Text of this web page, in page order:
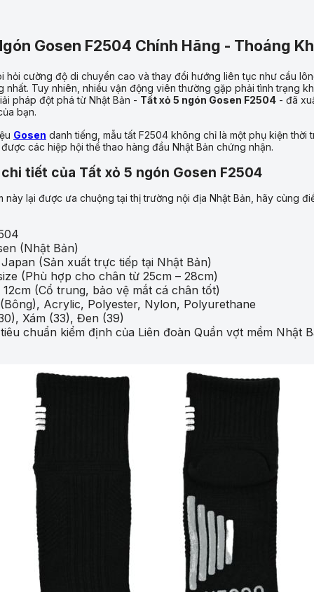
Gosen F2504 Chính Hãng - Thoáng
hỏi cường độ di chuyển cao và thay đổi hướng liên tục như cầu
nhất. Tuy nhiên, nhiều vận động viên thường gặp phải tình trạng
pháp đột phá từ Nhật Bản - Tất xỏ 5 ngón Gosen F2504 - đã
bạn.
Gosen danh tiếng, mẫu tất F2504 không chỉ là một phụ kiện thời
các hiệp hội thể thao hàng đầu Nhật Bản chứng nhận.
tiết của Tất xỏ 5 ngón Gosen F2504
này lại được ưa chuộng tại thị trường nội địa Nhật Bản, hãy cùng
(Nhật Bản)
(Sản xuất trực tiếp tại Nhật Bản)
(Phù hợp cho chân từ 25cm – 28cm)
12cm (Cổ trung, bảo vệ mắt cá chân tốt)
Acrylic, Polyester, Nylon, Polyurethane
Xám (33), Đen (39)
chuẩn kiểm định của Liên đoàn Quần vợt mềm Nhật